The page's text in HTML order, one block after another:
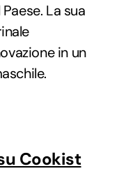
La sua
in un
Cookist